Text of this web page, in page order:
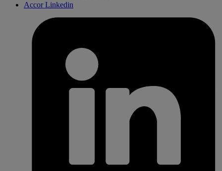
Accor Linkedin